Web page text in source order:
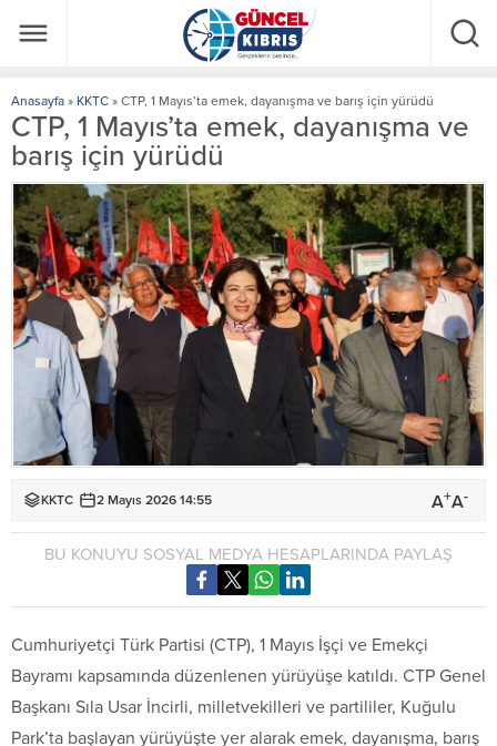
Anasayfa » KKTC » CTP, 1 Mayıs’ta emek, dayanışma ve barış için yürüdü
CTP, 1 Mayıs’ta emek, dayanışma ve
barış için yürüdü
KKTC 2 Mayıs 2026 14:55 A+A-
BU KONUYU SOSYAL MEDYA HESAPLARINDA PAYLAŞ
Cumhuriyetçi Türk Partisi (CTP), 1 Mayıs İşçi ve Emekçi
Bayramı kapsamında düzenlenen yürüyüşe katıldı. CTP Genel
Başkanı Sıla Usar İncirli, milletvekilleri ve partililer, Kuğulu
Park’ta başlayan yürüyüşte yer alarak emek, dayanışma, barış